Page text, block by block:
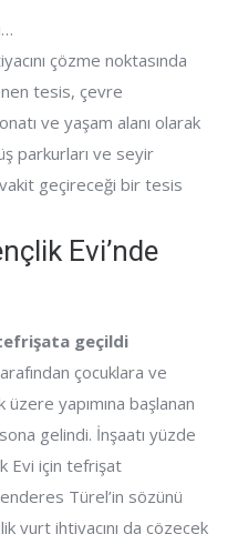
çözme noktasında
tesis, çevre
ve yaşam alanı olarak
parkurları ve seyir
geçireceği bir tesis
Evi’nde
geçildi
çocuklara ve
yapımına başlanan
gelindi. İnşaatı yüzde
Evi için tefrişat
Türel’in sözünü
yurt ihtiyacını da çözecek